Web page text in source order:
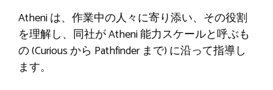
Atheni は、作業中の人々に寄り添い、その役割
を理解し、同社が Atheni 能力スケールと呼ぶも
の (Curious から Pathfinder まで) に沿って指導し
ます。